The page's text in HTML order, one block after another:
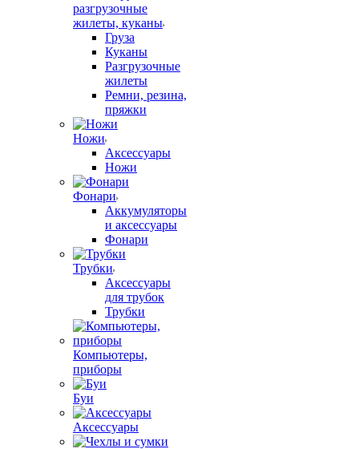
разгрузочные
жилеты, куканы
Груза
Куканы
Разгрузочные
жилеты
Ремни, резина,
пряжки
Ножи
Аксессуары
Ножи
Фонари
Аккумуляторы
и аксессуары
Фонари
Трубки
Аксессуары
для трубок
Трубки
Компьютеры,
приборы
Буи
Аксессуары